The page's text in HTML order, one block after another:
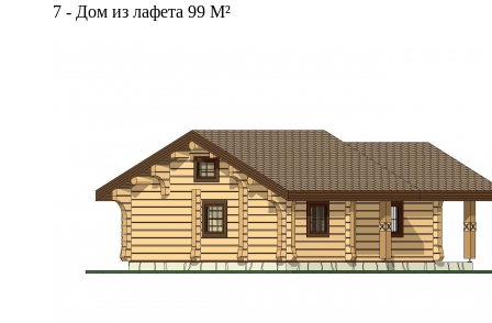
7 - Дом из лафета 99 М²